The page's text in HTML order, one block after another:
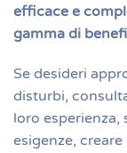
efficace e
gamma di
Se desideri
disturbi,
loro esperienza,
esigenze,